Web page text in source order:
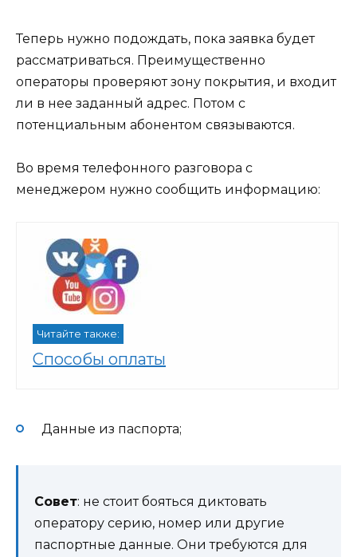
Теперь нужно подождать, пока заявка будет
рассматриваться. Преимущественно
операторы проверяют зону покрытия, и входит
ли в нее заданный адрес. Потом с
потенциальным абонентом связываются.
Во время телефонного разговора с
менеджером нужно сообщить информацию:
Читайте также:
Способы оплаты
Данные из паспорта;
Совет: не стоит бояться диктовать
оператору серию, номер или другие
паспортные данные. Они требуются для